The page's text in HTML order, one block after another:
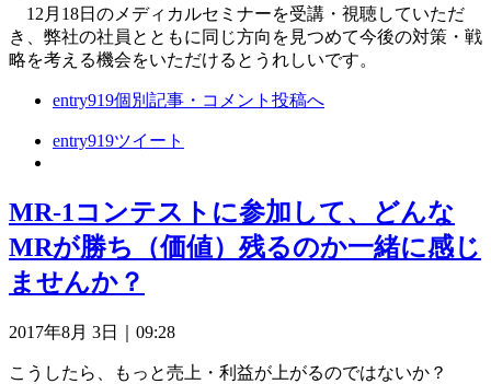
12月18日のメディカルセミナーを受講・視聴していただ
き、弊社の社員とともに同じ方向を見つめて今後の対策・戦
略を考える機会をいただけるとうれしいです。
entry919個別記事・コメント投稿へ
entry919ツイート
MR-1コンテストに参加して、どんな
MRが勝ち（価値）残るのか一緒に感じ
ませんか？
2017年8月 3日｜09:28
こうしたら、もっと売上・利益が上がるのではないか？